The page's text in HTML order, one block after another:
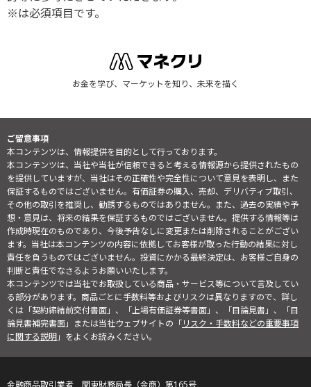
※は必須項目です。
お金を学び、マーケットを知り、未来を描く
ご留意事項
本コンテンツは、情報提供を目的として行っております。
本コンテンツは、当社や当社が信頼できると考える情報源から提供されたもの
を提供していますが、当社はその正確性や完全性について意見を表明し、また
保証するものではございません。有価証券の購入、売却、デリバティブ取引、
その他の取引を推奨し、勧誘するものではありません。また、過去の実績や予
想・意見は、将来の結果を保証するものではございません。提供する情報等は
作成時現在のものであり、今後予告なしに変更または削除されることがござい
ます。当社は本コンテンツの内容に依拠してお客様が取った行動の結果に対し
責任を負うものではございません。投資にかかる最終決定は、お客様ご自身の
判断と責任でなさるようお願いいたします。
本コンテンツでは当社でお取扱している商品・サービス等について言及してい
る部分があります。商品ごとに手数料等およびリスクは異なりますので、詳し
くは「契約締結前交付書面」、「上場有価証券等書面」、「目論見書」、「目
論見書補完書面」または当社ウェブサイトの「リスク・手数料などの重要事項
に関する説明」をよくお読みください。
金融商品取引業者 関東財務局長（金商）第165号